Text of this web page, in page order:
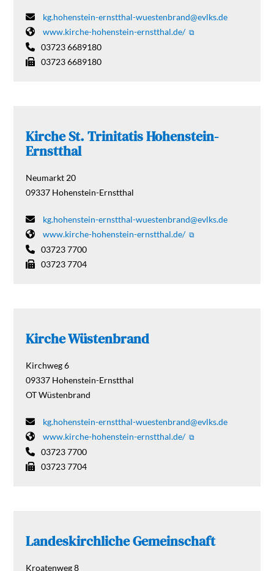
kg.hohenstein-ernstthal-wuestenbrand@evlks.de
www.kirche-hohenstein-ernstthal.de/
03723 6689180
03723 6689180
Kirche St. Trinitatis Hohenstein-
Ernstthal
Neumarkt 20
09337 Hohenstein-Ernstthal
kg.hohenstein-ernstthal-wuestenbrand@evlks.de
www.kirche-hohenstein-ernstthal.de/
03723 7700
03723 7704
Kirche Wüstenbrand
Kirchweg 6
09337 Hohenstein-Ernstthal
OT Wüstenbrand
kg.hohenstein-ernstthal-wuestenbrand@evlks.de
www.kirche-hohenstein-ernstthal.de/
03723 7700
03723 7704
Landeskirchliche Gemeinschaft
Kroatenweg 8